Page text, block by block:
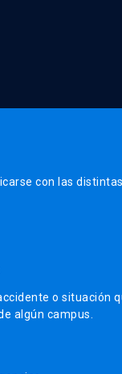
con las
o situación
algún campus.